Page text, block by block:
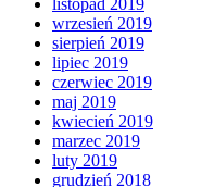
listopad 2019
wrzesień 2019
sierpień 2019
lipiec 2019
czerwiec 2019
maj 2019
kwiecień 2019
marzec 2019
luty 2019
grudzień 2018